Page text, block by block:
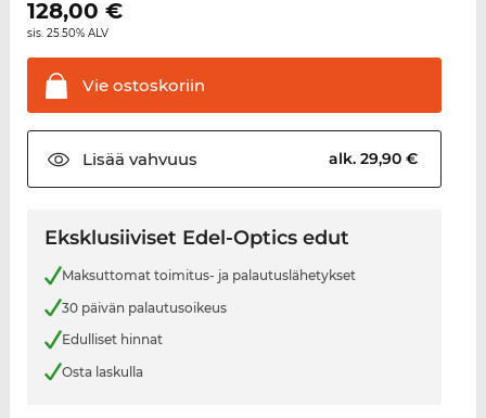
128,00 €
sis. 25.50% ALV
Vieostoskoriin
Lisää vahvuus alk. 29,90 €
Eksklusiiviset Edel-Optics edut
Maksuttomat toimitus- ja palautuslähetykset
30 päivän palautusoikeus
Edulliset hinnat
Osta laskulla